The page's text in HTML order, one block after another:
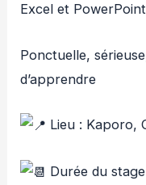
Excel et
Ponctuelle,
d’apprendre
Lieu : Kaporo,
Durée du